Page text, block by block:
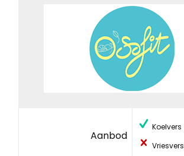
Aanbod
Koelvers
Vriesvers